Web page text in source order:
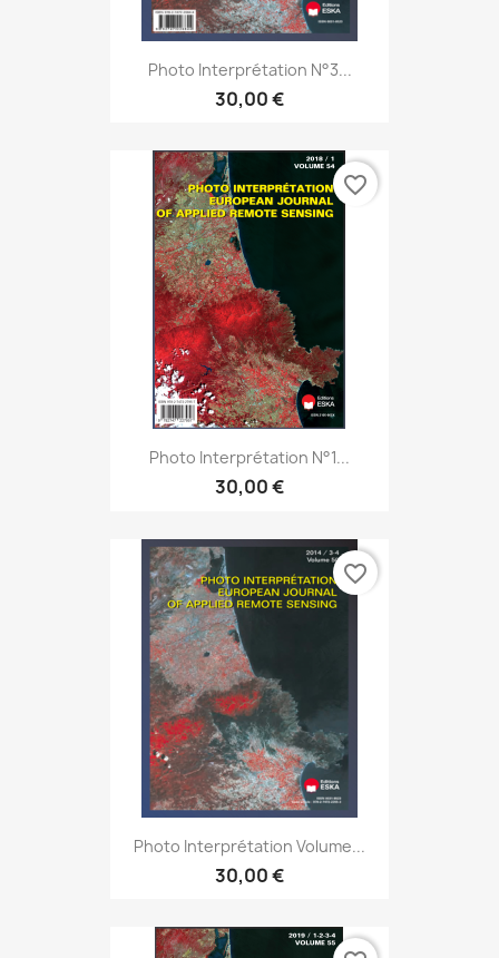
Photo Interprétation N°3...
30,00 €
Photo Interprétation N°1...
30,00 €
favorite_border
Photo Interprétation Volume...
30,00 €
favorite_border